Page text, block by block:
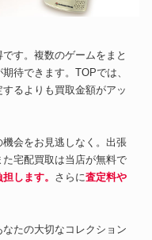
す。複数のゲームをまと
待できます。TOPでは、
るよりも買取金額がアッ
会をお見逃しなく。出張
宅配買取は当店が無料で
します。 さらに査定料や
たの大切なコレクション